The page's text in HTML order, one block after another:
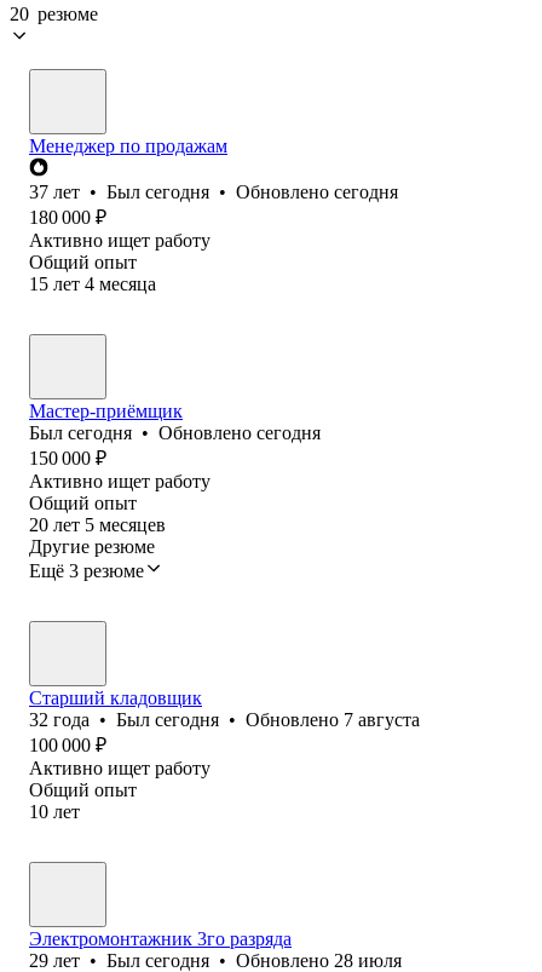
20 резюме
Менеджер по продажам
37 лет • Был сегодня • Обновлено сегодня
180 000 ₽
Активно ищет работу
Общий опыт
15 лет 4 месяца
Мастер-приёмщик
Был сегодня • Обновлено сегодня
150 000 ₽
Активно ищет работу
Общий опыт
20 лет 5 месяцев
Другие резюме
Ещё 3 резюме
Старший кладовщик
32 года • Был сегодня • Обновлено 7 августа
100 000 ₽
Активно ищет работу
Общий опыт
10 лет
Электромонтажник 3го разряда
29 лет • Был сегодня • Обновлено 28 июля